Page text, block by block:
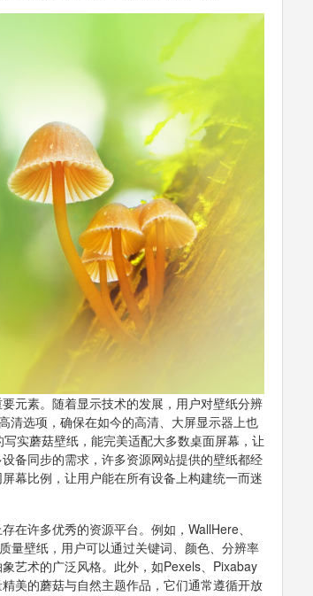
元素。随着显示技术的发展，用户对壁纸分辨
清选项，确保在如今的高清、大屏显示器上也
实蘑菇壁纸，能完美适配大多数桌面屏幕，让
备同步的需求，许多资源网站提供的壁纸都经
幕比例，让用户能在所有设备上构建统一而迷
在许多优秀的资源平台。例如，WallHere、
量壁纸，用户可以通过关键词、颜色、分辨率
艺术的广泛风格。此外，如Pexels、Pixabay
美的蘑菇与自然主题作品，它们通常遵循开放